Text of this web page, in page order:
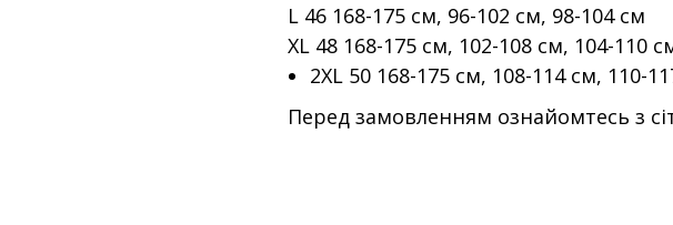
L 46 168-175 см, 96-102 см, 98-104 см
XL 48 168-175 см, 102-108 см, 104-110
2XL 50 168-175 см, 108-114 см, 110-
Перед замовленням ознайомтесь з